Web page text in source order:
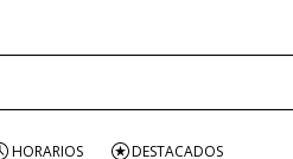
HORARIOS DESTACADOS